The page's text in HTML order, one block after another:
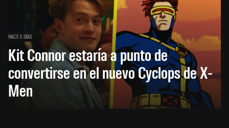
HACE 3 DÍAS
Kit Connor estaría a punto de
convertirse en el nuevo Cyclops de X-
Men